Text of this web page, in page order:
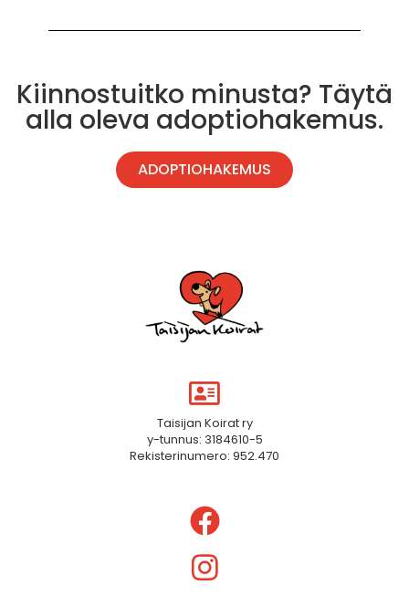
Kiinnostuitko minusta? Täytä
alla oleva adoptiohakemus.
ADOPTIOHAKEMUS
Taisijan Koirat ry
y-tunnus: 3184610-5
Rekisterinumero: 952.470